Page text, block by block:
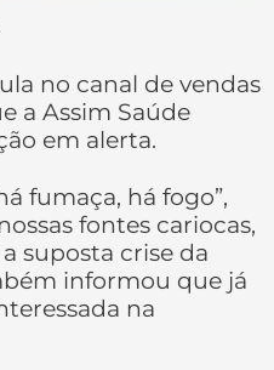
no canal de vendas
a Assim Saúde
em alerta.
fumaça, há fogo”,
fontes cariocas,
suposta crise da
informou que já
na